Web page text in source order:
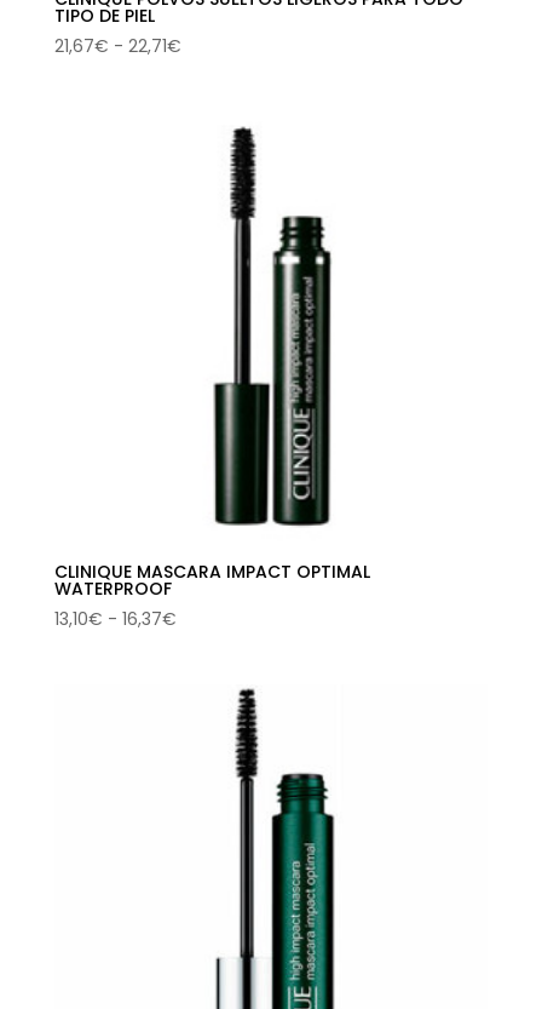
TIPO DE PIEL
21,67€ - 22,71€Rango
21,67€
22,71€
CLINIQUE MASCARA IMPACT OPTIMAL
WATERPROOF
13,10€ - 16,37€Rango